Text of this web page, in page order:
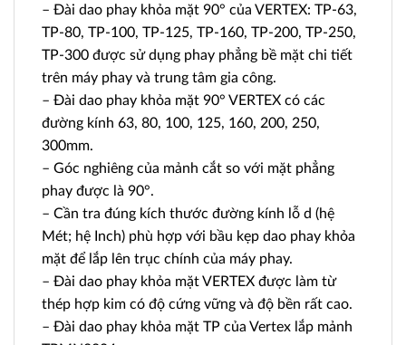
– Đài dao phay khỏa mặt 90° của VERTEX: TP-63,
TP-80, TP-100, TP-125, TP-160, TP-200, TP-250,
TP-300 được sử dụng phay phẳng bề mặt chi tiết
trên máy phay và trung tâm gia công.
– Đài dao phay khỏa mặt 90° VERTEX có các
đường kính 63, 80, 100, 125, 160, 200, 250,
300mm.
– Góc nghiêng của mảnh cắt so với mặt phẳng
phay được là 90°.
– Cần tra đúng kích thước đường kính lỗ d (hệ
Mét; hệ Inch) phù hợp với bầu kẹp dao phay khỏa
mặt để lắp lên trục chính của máy phay.
– Đài dao phay khỏa mặt VERTEX được làm từ
thép hợp kim có độ cứng vững và độ bền rất cao.
– Đài dao phay khỏa mặt TP của Vertex lắp mảnh